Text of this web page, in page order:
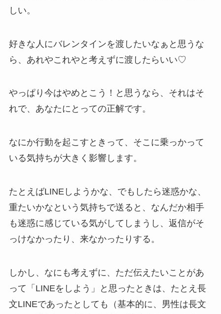
しい。
好きな人にバレンタインを渡したいなぁと思うな
ら、あれやこれやと考えずに渡したらいい♡
やっぱり今はやめとこう！と思うなら、それはそ
れで、あなたにとっての正解です。
なにか行動を起こすときって、そこに乗っかって
いる気持ちが大きく影響します。
たとえばLINEしようかな、でもしたら迷惑かな、
重たいかなという気持ちで送ると、なんだか相手
も迷惑に感じている気がしてしまうし、返信がそ
っけなかったり、来なかったりする。
しかし、なにも考えずに、ただ伝えたいことがあ
って「LINEをしよう」と思ったときは、たとえ長
文LINEであったとしても（基本的に、男性は長文